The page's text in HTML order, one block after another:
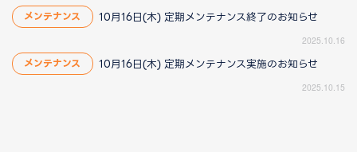
メンテナンス 10月16日(木) 定期メンテナンス終了のお知らせ
2025.10.16
メンテナンス 10月16日(木) 定期メンテナンス実施のお知らせ
2025.10.15